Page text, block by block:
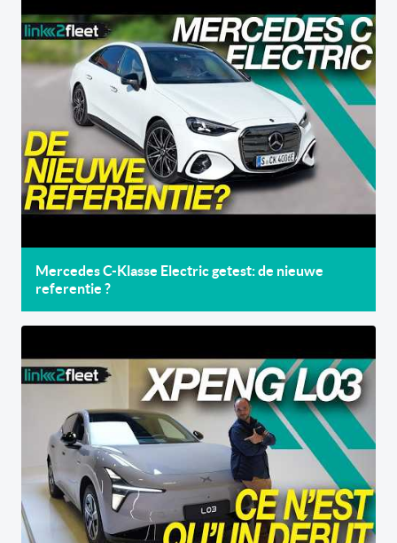
Mercedes C-Klasse Electric getest: de nieuwe
referentie ?